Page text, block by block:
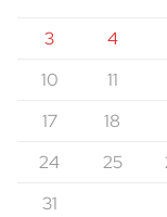
3
4
10
11
17
18
24
25
31